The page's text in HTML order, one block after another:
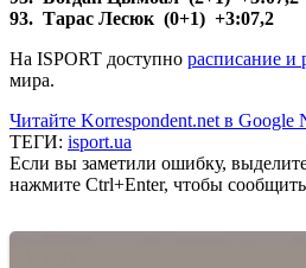
93. Тарас Лесюк (0+1) +3:07,2
На ISPORT доступно расписание и
мира.
Читайте Korrespondent.net в Google
ТЕГИ: isport.ua
Если вы заметили ошибку,
нажмите Ctrl+Enter, чтобы